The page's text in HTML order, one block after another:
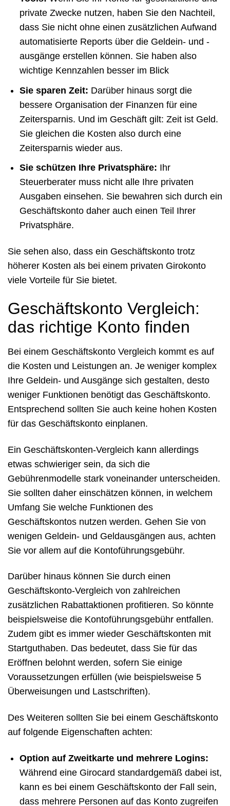
private Zwecke nutzen, haben Sie den Nachteil,
dass Sie nicht ohne einen zusätzlichen Aufwand
automatisierte Reports über die Geldein- und -
ausgänge erstellen können. Sie haben also
wichtige Kennzahlen besser im Blick
Sie sparen Zeit: Darüber hinaus sorgt die
bessere Organisation der Finanzen für eine
Zeitersparnis. Und im Geschäft gilt: Zeit ist Geld.
Sie gleichen die Kosten also durch eine
Zeitersparnis wieder aus.
Sie schützen Ihre Privatsphäre: Ihr
Steuerberater muss nicht alle Ihre privaten
Ausgaben einsehen. Sie bewahren sich durch ein
Geschäftskonto daher auch einen Teil Ihrer
Privatsphäre.
Sie sehen also, dass ein Geschäftskonto trotz
höherer Kosten als bei einem privaten Girokonto
viele Vorteile für Sie bietet.
Geschäftskonto Vergleich:
das richtige Konto finden
Bei einem Geschäftskonto Vergleich kommt es auf
die Kosten und Leistungen an. Je weniger komplex
Ihre Geldein- und Ausgänge sich gestalten, desto
weniger Funktionen benötigt das Geschäftskonto.
Entsprechend sollten Sie auch keine hohen Kosten
für das Geschäftskonto einplanen.
Ein Geschäftskonten-Vergleich kann allerdings
etwas schwieriger sein, da sich die
Gebührenmodelle stark voneinander unterscheiden.
Sie sollten daher einschätzen können, in welchem
Umfang Sie welche Funktionen des
Geschäftskontos nutzen werden. Gehen Sie von
wenigen Geldein- und Geldausgängen aus, achten
Sie vor allem auf die Kontoführungsgebühr.
Darüber hinaus können Sie durch einen
Geschäftskonto-Vergleich von zahlreichen
zusätzlichen Rabattaktionen profitieren. So könnte
beispielsweise die Kontoführungsgebühr entfallen.
Zudem gibt es immer wieder Geschäftskonten mit
Startguthaben. Das bedeutet, dass Sie für das
Eröffnen belohnt werden, sofern Sie einige
Voraussetzungen erfüllen (wie beispielsweise 5
Überweisungen und Lastschriften).
Des Weiteren sollten Sie bei einem Geschäftskonto
auf folgende Eigenschaften achten:
Option auf Zweitkarte und mehrere Logins:
Während eine Girocard standardgemäß dabei ist,
kann es bei einem Geschäftskonto der Fall sein,
dass mehrere Personen auf das Konto zugreifen